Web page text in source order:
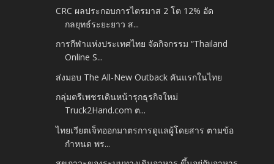
CRC ผลประกอบการไตรมาส 2 โต 12% อัด
กลยุทธ์ระยะยาว ส...
การกีฬาแห่งประเทศไทย จัดกิจกรรม “Thailand
Online S...
ส่งมอบ The All-New Outback คันแรกในไทย
กลุ่มตรีเพชรเดินหน้ารุกธุรกิจใหม่
Truck2Hand.com ต...
ไทยเวียตเจ็ทออกมาตรการดูแลผู้โดยสาร ตามข้อ
กำหนด พร...